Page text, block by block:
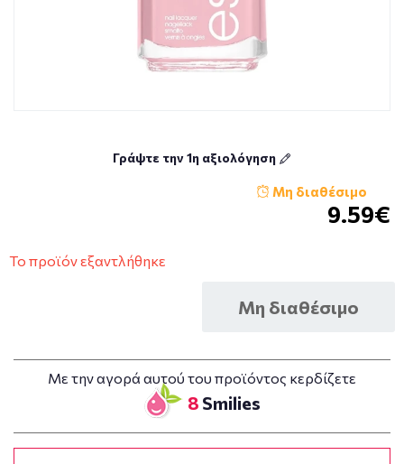
Γράψτε την 1η αξιολόγηση
Μη διαθέσιμο
9.59€
Το προϊόν εξαντλήθηκε
Μη διαθέσιμο
Με την αγορά αυτού του προϊόντος κερδίζετε
8 Smilies